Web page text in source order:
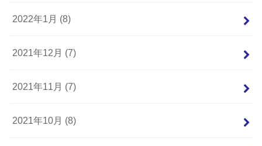
2022年1月 (8)
2021年12月 (7)
2021年11月 (7)
2021年10月 (8)